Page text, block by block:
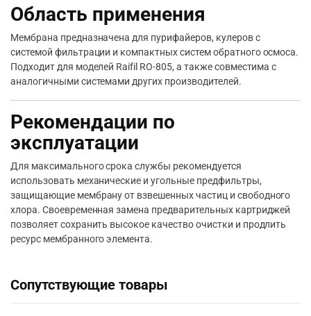
Область применения
Мембрана предназначена для пурифайеров, кулеров с
системой фильтрации и компактных систем обратного осмоса.
Подходит для моделей Raifil RO-805, а также совместима с
аналогичными системами других производителей.
Рекомендации по
эксплуатации
Для максимального срока службы рекомендуется
использовать механические и угольные предфильтры,
защищающие мембрану от взвешенных частиц и свободного
хлора. Своевременная замена предварительных картриджей
позволяет сохранить высокое качество очистки и продлить
ресурс мембранного элемента.
Сопутствующие товары